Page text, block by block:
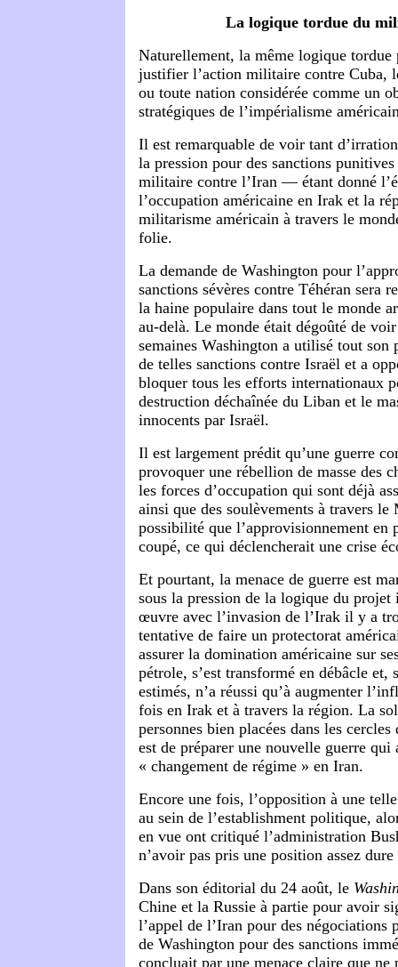
La logique tordue du
Naturellement, la même logique tordue
justifier l’action militaire contre Cuba,
ou toute nation considérée comme un
stratégiques de l’impérialisme
Il est remarquable de voir tant
la pression pour des sanctions
militaire contre l’Iran — étant donné
l’occupation américaine en Irak et la
militarisme américain à travers le
folie.
La demande de Washington pour
sanctions sévères contre Téhéran sera
la haine populaire dans tout le monde
au-delà. Le monde était dégoûté de
semaines Washington a utilisé tout son
de telles sanctions contre Israël et a
bloquer tous les efforts internationaux
destruction déchaînée du Liban et le
innocents par Israël.
Il est largement prédit qu’une guerre
provoquer une rébellion de masse des
les forces d’occupation qui sont déjà
ainsi que des soulèvements à travers
possibilité que l’approvisionnement en
coupé, ce qui déclencherait une crise
Et pourtant, la menace de guerre est
sous la pression de la logique du
œuvre avec l’invasion de l’Irak il y a
tentative de faire un protectorat
assurer la domination américaine sur
pétrole, s’est transformé en débâcle et,
estimés, n’a réussi qu’à augmenter
fois en Irak et à travers la région. La
personnes bien placées dans les
est de préparer une nouvelle guerre
« changement de régime » en Iran.
Encore une fois, l’opposition à une
au sein de l’establishment politique,
en vue ont critiqué l’administration
n’avoir pas pris une position assez
Dans son éditorial du 24 août, le
Chine et la Russie à partie pour avoir
l’appel de l’Iran pour des négociations
de Washington pour des sanctions
concluait par une menace claire que ne